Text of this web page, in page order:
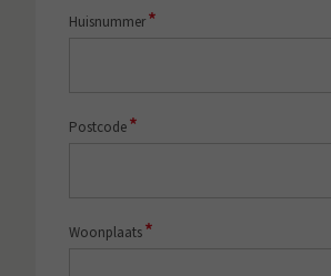
Huisnummer*
Postcode*
Woonplaats*